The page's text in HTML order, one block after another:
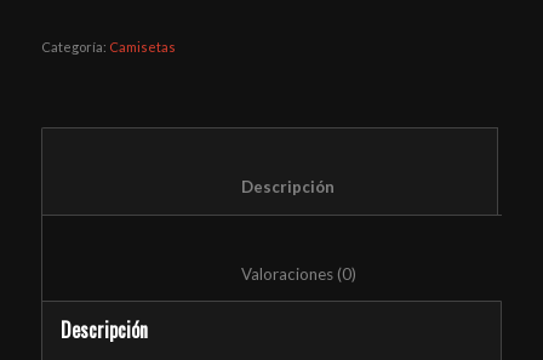
Categoría: Camisetas
Descripción